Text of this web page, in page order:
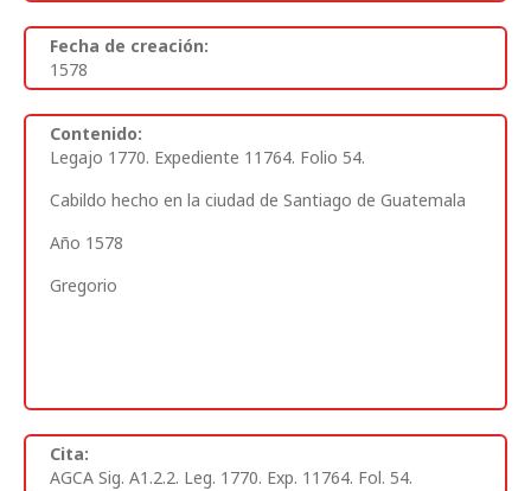
Fecha de creación:
1578
Contenido:
Legajo 1770. Expediente 11764. Folio 54.
Cabildo hecho en la ciudad de Santiago de Guatemala
Año 1578
Gregorio
Cita:
AGCA Sig. A1.2.2. Leg. 1770. Exp. 11764. Fol. 54.